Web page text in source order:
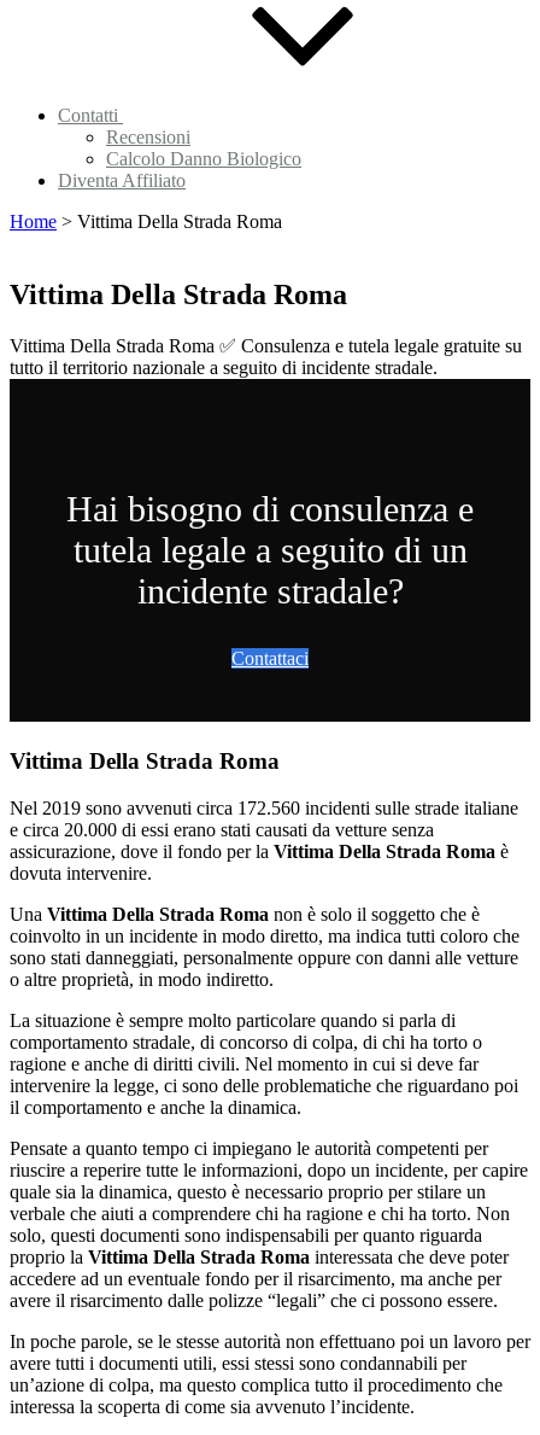
Contatti
Recensioni
Calcolo Danno Biologico
Diventa Affiliato
Home > Vittima Della Strada Roma
Vittima Della Strada Roma
Vittima Della Strada Roma ✅ Consulenza e tutela legale gratuite su
tutto il territorio nazionale a seguito di incidente stradale.
Hai bisogno di consulenza e
tutela legale a seguito di un
incidente stradale?
Contattaci
Vittima Della Strada Roma
Nel 2019 sono avvenuti circa 172.560 incidenti sulle strade italiane
e circa 20.000 di essi erano stati causati da vetture senza
assicurazione, dove il fondo per la Vittima Della Strada Roma è
dovuta intervenire.
Una Vittima Della Strada Roma non è solo il soggetto che è
coinvolto in un incidente in modo diretto, ma indica tutti coloro che
sono stati danneggiati, personalmente oppure con danni alle vetture
o altre proprietà, in modo indiretto.
La situazione è sempre molto particolare quando si parla di
comportamento stradale, di concorso di colpa, di chi ha torto o
ragione e anche di diritti civili. Nel momento in cui si deve far
intervenire la legge, ci sono delle problematiche che riguardano poi
il comportamento e anche la dinamica.
Pensate a quanto tempo ci impiegano le autorità competenti per
riuscire a reperire tutte le informazioni, dopo un incidente, per capire
quale sia la dinamica, questo è necessario proprio per stilare un
verbale che aiuti a comprendere chi ha ragione e chi ha torto. Non
solo, questi documenti sono indispensabili per quanto riguarda
proprio la Vittima Della Strada Roma interessata che deve poter
accedere ad un eventuale fondo per il risarcimento, ma anche per
avere il risarcimento dalle polizze “legali” che ci possono essere.
In poche parole, se le stesse autorità non effettuano poi un lavoro per
avere tutti i documenti utili, essi stessi sono condannabili per
un’azione di colpa, ma questo complica tutto il procedimento che
interessa la scoperta di come sia avvenuto l’incidente.